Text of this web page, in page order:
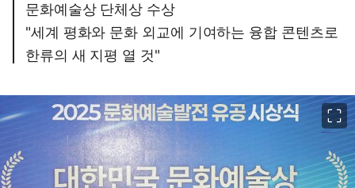
문화예술상 단체상 수상
"세계 평화와 문화 외교에 기여하는 융합 콘텐츠로
한류의 새 지평 열 것"